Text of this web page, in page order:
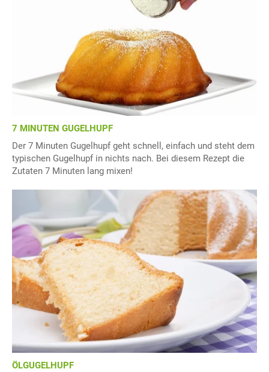
7 MINUTEN GUGELHUPF
Der 7 Minuten Gugelhupf geht schnell, einfach und steht dem
typischen Gugelhupf in nichts nach. Bei diesem Rezept die
Zutaten 7 Minuten lang mixen!
ÖLGUGELHUPF